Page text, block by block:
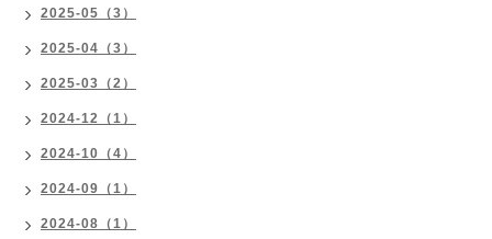
2025-05（3）
2025-04（3）
2025-03（2）
2024-12（1）
2024-10（4）
2024-09（1）
2024-08（1）